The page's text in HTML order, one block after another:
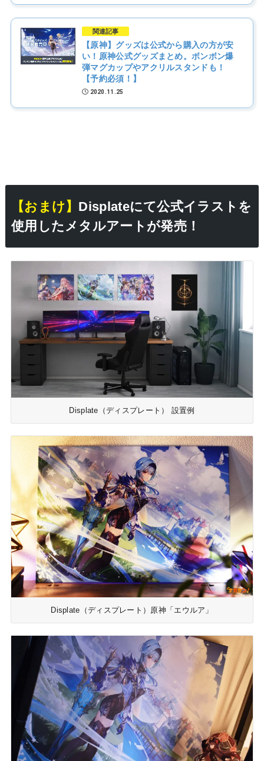
関連記事
【原神】グッズは公式から購入の方が安
い！原神公式グッズまとめ。ボンボン爆
弾マグカップやアクリルスタンドも！
【予約必須！】
2020.11.25
【おまけ】 Displateにて公式イラストを
使用したメタルアートが発売！
Displate（ディスプレート） 設置例
Displate（ディスプレート）原神「エウルア」